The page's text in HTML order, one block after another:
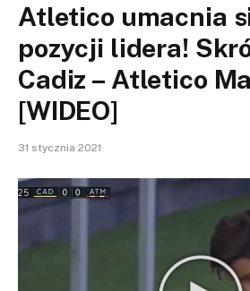
Atletico umacnia
pozycji lidera!
Cadiz – Atletico
[WIDEO]
31 stycznia 2021